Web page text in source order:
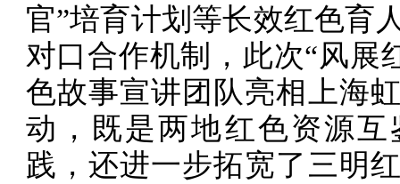
官”培育计划等长效红色育
对口合作机制，此次“风展
色故事宣讲团队亮相上海
动，既是两地红色资源
践，还进一步拓宽了三明